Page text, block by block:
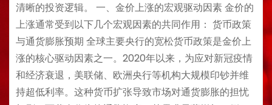
清晰的投资逻辑。 一、金价上涨的宏观驱动因素 金价的
上涨通常受到以下几个宏观因素的共同作用： 货币政策
与通货膨胀预期 全球主要央行的宽松货币政策是金价上
涨的核心驱动因素之一。2020年以来，为应对新冠疫情
和经济衰退，美联储、欧洲央行等机构大规模印钞并维
持超低利率。这种货币扩张导致市场对通货膨胀的担忧